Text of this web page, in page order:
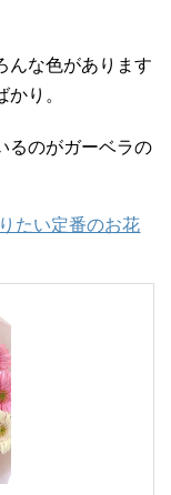
んな色があります
り。
るのがガーベラの
たい定番のお花